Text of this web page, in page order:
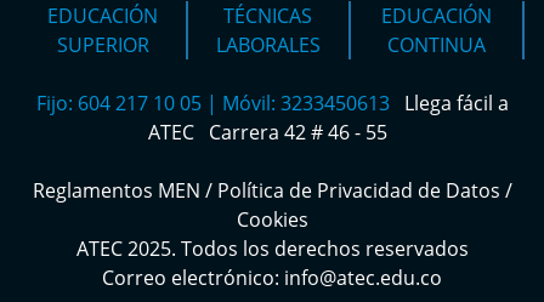
EDUCACIÓN
SUPERIOR
TÉCNICAS
LABORALES
EDUCACIÓN
CONTINUA
Fijo: 604 217 10 05 | Móvil: 3233450613 Llega fácil a
ATEC Carrera 42 # 46 - 55
Reglamentos MEN / Política de Privacidad de Datos /
Cookies
ATEC 2025. Todos los derechos reservados
Correo electrónico: info@atec.edu.co